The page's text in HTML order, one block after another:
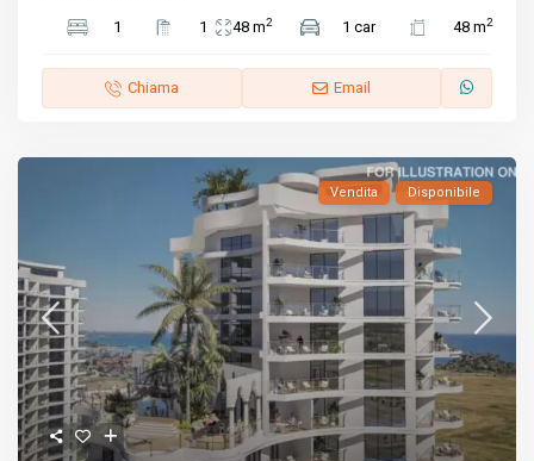
1 1 48 m2 1 car 48 m2
Chiama Email
Vendita Disponibile